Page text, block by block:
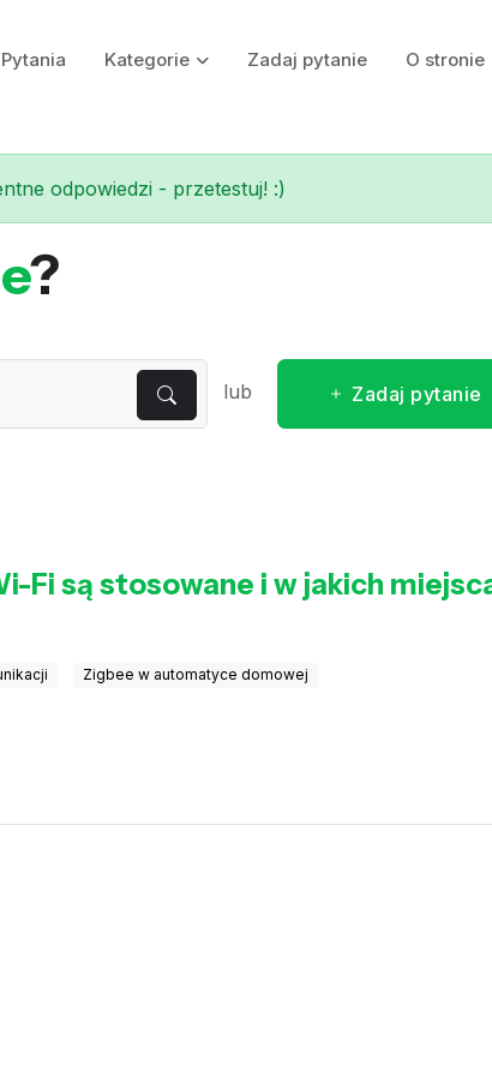
Pytania Kategorie Zadaj pytanie O stronie
odpowiedzi - przetestuj! :)
?
lub Zadaj pytanie
Fi są stosowane i w jakich
Zigbee w automatyce domowej